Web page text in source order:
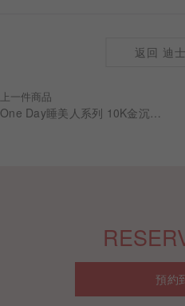
上一件商品
返回 迪
預約